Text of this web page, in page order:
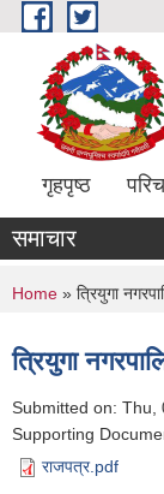
Skip to main content
गृहपृष्ठ
समाचार
You are
Home » त्रियुगा
त्रियुगा
Submitted on: Thu,
Supporting
राजपत्र.pdf